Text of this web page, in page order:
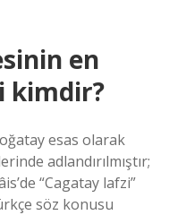
en
kimdir?
esas olarak
adlandırılmıştır;
“Cagatay lafzi”
söz konusu